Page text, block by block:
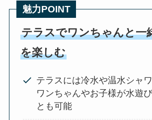
魅力POINT
テラスでワンちゃんと一
を楽しむ
テラスには冷水や温水シャワ
ワンちゃんやお子様が水遊
とも可能